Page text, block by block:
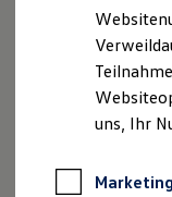
Anpfiff
uns, Ihr
Marketing